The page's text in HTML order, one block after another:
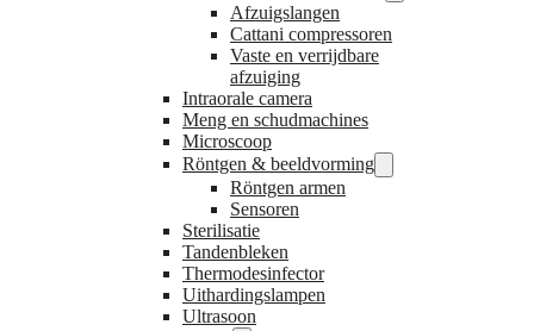
Afzuigslangen
Cattani compressoren
Vaste en verrijdbare
afzuiging
Intraorale camera
Meng en schudmachines
Microscoop
Röntgen & beeldvorming
Röntgen armen
Sensoren
Sterilisatie
Tandenbleken
Thermodesinfector
Uithardingslampen
Ultrasoon